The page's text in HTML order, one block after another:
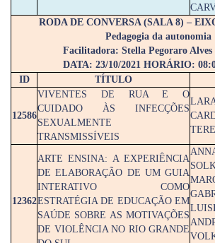
RODA DE CONVERSA (SALA 8) –
Pedagogia da autonomia
Facilitadora: Stella Pegoraro
DATA: 23/10/2021 HORÁRIO:
ID
TÍTULO
12586
VIVENTES DE RUA E O
CUIDADO ÀS INFECÇÕES
SEXUALMENTE
TRANSMISSÍVEIS
12362
ARTE ENSINA: A EXPERIÊNCIA
DE ELABORAÇÃO DE UM GUIA
INTERATIVO COMO
ESTRATÉGIA DE EDUCAÇÃO EM
SAÚDE SOBRE AS MOTIVAÇÕES
DE VIOLÊNCIA NO RIO GRANDE